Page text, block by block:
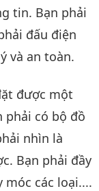
tin. Bạn phải
đấu điện
và an toàn.
được một
phải có bộ đồ
nhìn là
Bạn phải đầy
các loại....